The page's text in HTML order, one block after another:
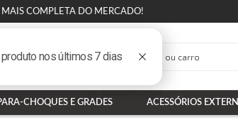
COMPLETA DO MERCADO!
CHOQUES E GRADES ACESSÓRIOS